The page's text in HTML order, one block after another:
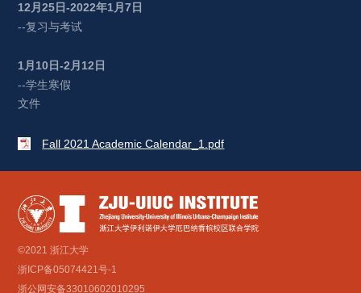
12 月25日-2022年1 月7日
--复习与考试
1 月 10日-2 月 12 日
--学生寒假
文件
Fall 2021 Academic Calendar_1.pdf
©2021 浙江大学
浙ICP备05074421号-1
浙公网安备33010602010295